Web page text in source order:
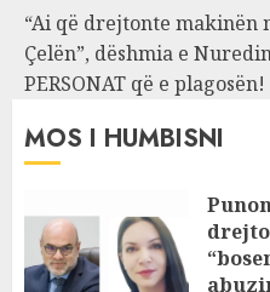
“Ai që drejtonte makinën
Çelën”, dëshmia e
PERSONAT që e plagosën!
MOS I HUMBISNI